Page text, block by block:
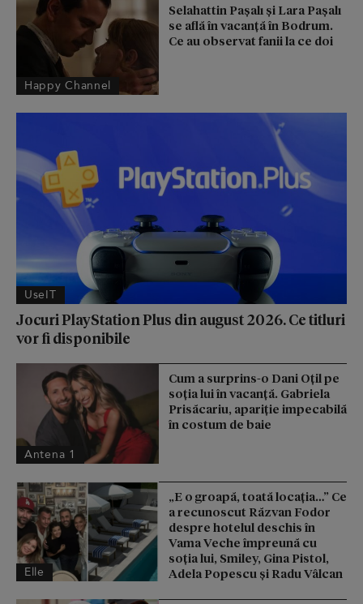
Happy Channel
Selahattin Paşalı și Lara Paşalı
se află în vacanță în Bodrum.
Ce au observat fanii la ce doi
UseIT
Jocuri PlayStation Plus din august 2026. Ce titluri
vor fi disponibile
Antena 1
Cum a surprins-o Dani Oțil pe
soția lui în vacanță. Gabriela
Prisăcariu, apariție impecabilă
în costum de baie
Elle
„E o groapă, toată locația…” Ce
a recunoscut Răzvan Fodor
despre hotelul deschis în
Vama Veche împreună cu
soția lui, Smiley, Gina Pistol,
Adela Popescu și Radu Vâlcan